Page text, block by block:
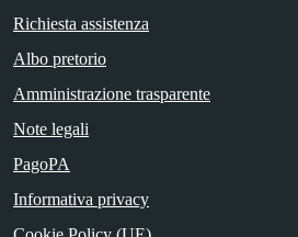
Richiesta assistenza
Albo pretorio
Amministrazione trasparente
Note legali
PagoPA
Informativa privacy